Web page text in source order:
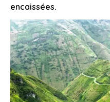
encaissées.